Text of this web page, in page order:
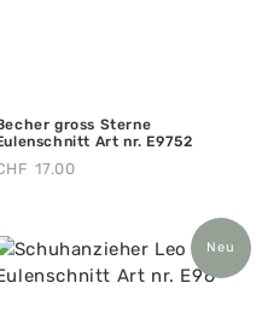
gross Sterne
Art nr. E9752
17.00
Neu